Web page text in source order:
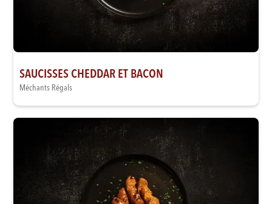
SAUCISSES CHEDDAR ET BACON
Méchants Régals